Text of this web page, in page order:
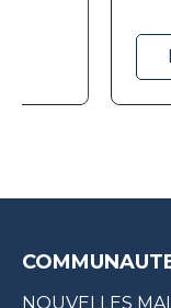
Plus
NOUVELLES